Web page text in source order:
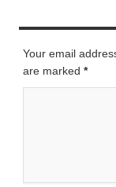
Your email
are marked *